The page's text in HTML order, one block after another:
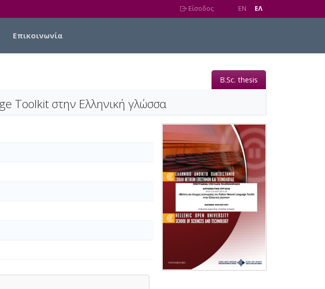
Είσοδος EN EΛ
Επικοινωνία
B.Sc. thesis
Toolkit στην Ελληνική γλώσσα